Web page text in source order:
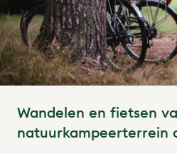
Wandelen en fietsen
natuurkampeerterrein